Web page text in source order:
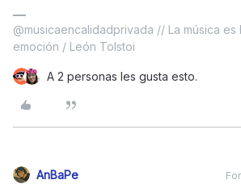
@musicaencalidadprivada // La música
emoción / León Tolstoi
A 2 personas les gusta esto.
AnBaPe